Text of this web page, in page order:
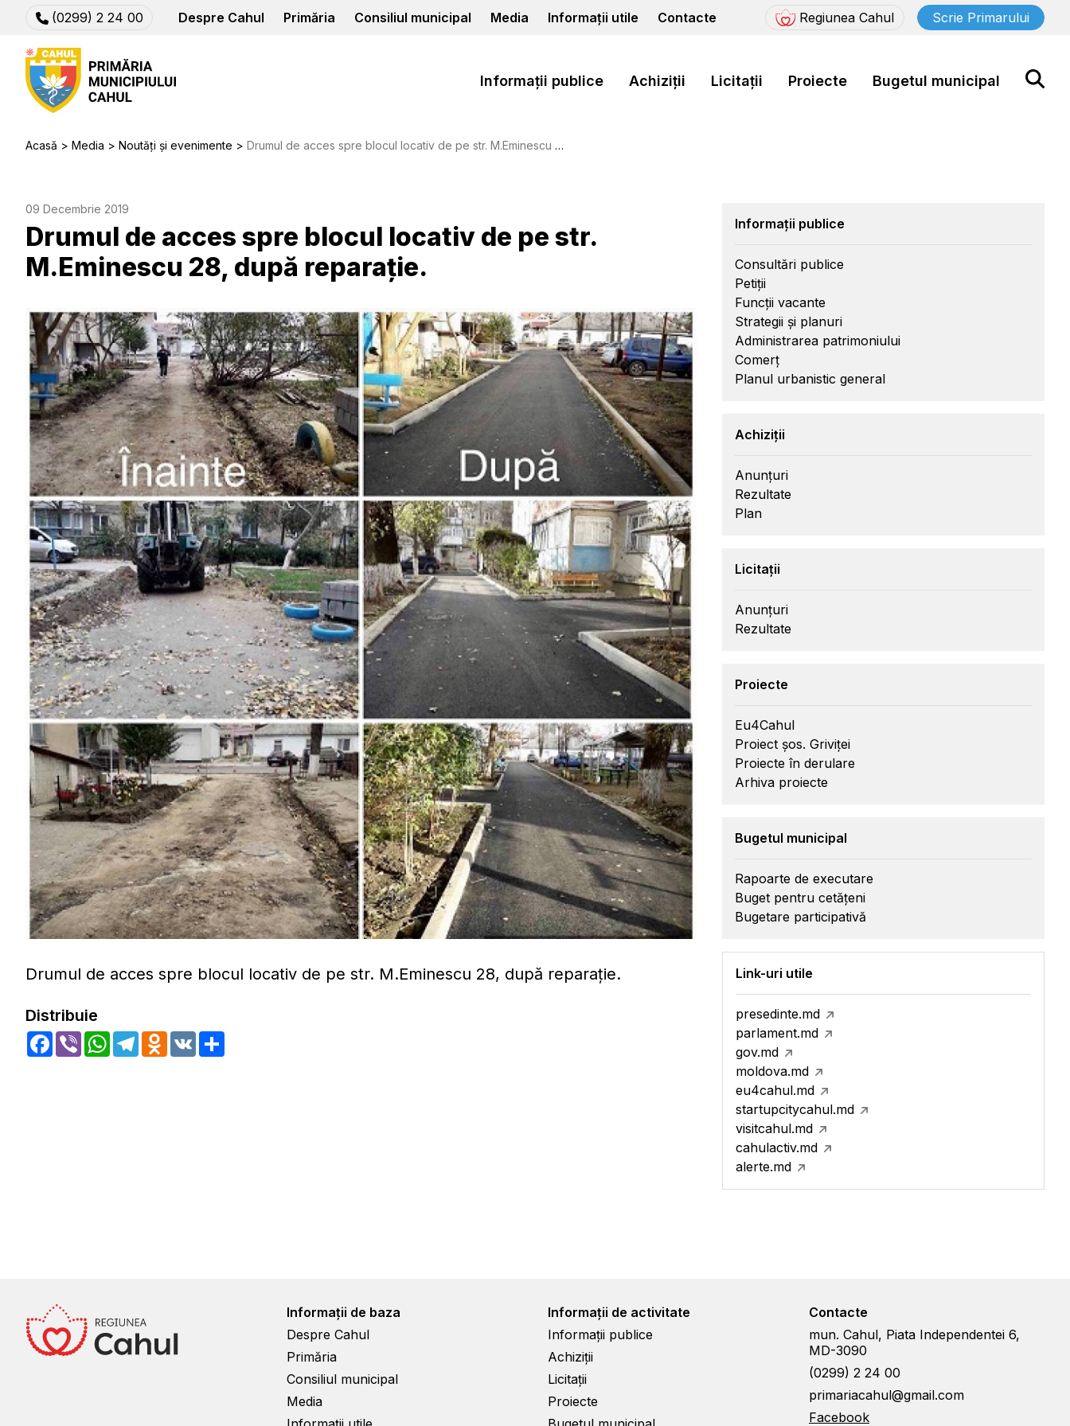
(0299) 2 24 00 Despre Cahul Primăria Consiliul municipal Media Informații utile Contacte Regiunea Cahul Scrie Primarului
Informații publice Achiziții Licitații Proiecte Bugetul municipal
Acasă Media Noutăți și evenimente Drumul de acces spre blocul locativ de pe str. M.Eminescu 28, după reparație.
09 Decembrie 2019
Drumul de acces spre blocul locativ de pe str.
M.Eminescu 28, după reparație.
Drumul de acces spre blocul locativ de pe str. M.Eminescu 28, după reparație.
Distribuie
Facebook
Viber WhatsApp
TelegramOdnoklassniki
VK
Informații publice
Consultări publice
Petiții
Funcții vacante
Strategii și planuri
Administrarea patrimoniului
Comerț
Planul urbanistic general
Achiziții
Anunțuri
Rezultate
Plan
Licitații
Anunțuri
Rezultate
Proiecte
Eu4Cahul
Proiect șos. Griviței
Proiecte în derulare
Arhiva proiecte
Bugetul municipal
Rapoarte de executare
Buget pentru cetățeni
Bugetare participativă
Link-uri utile
presedinte.md
parlament.md
gov.md
moldova.md
eu4cahul.md
startupcitycahul.md
visitcahul.md
cahulactiv.md
alerte.md
Informații de baza
Despre Cahul
Primăria
Consiliul municipal
Media
Informații de activitate
Informații publice
Achiziții
Licitații
Proiecte
Contacte
mun. Cahul, Piata Independentei 6,
MD-3090
(0299) 2 24 00
primariacahul@gmail.com
Facebook